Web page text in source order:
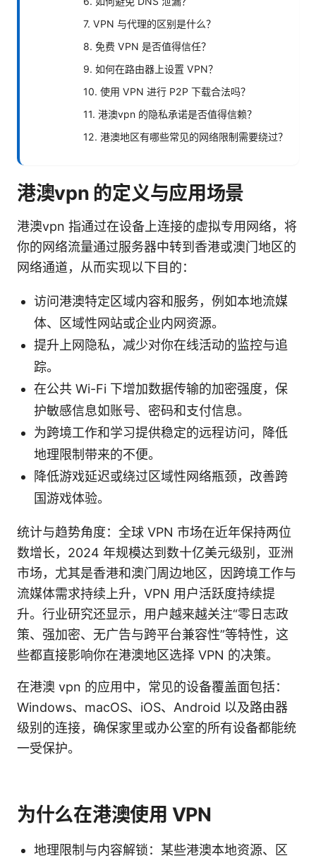
7. VPN 与代理的区别是什么？
8. 免费 VPN 是否值得信任？
9. 如何在路由器上设置 VPN？
10. 使用 VPN 进行 P2P 下载合法吗？
11. 港澳vpn 的隐私承诺是否值得信赖？
12. 港澳地区有哪些常见的网络限制需要绕过？
港澳vpn 的定义与应用场景
港澳vpn 指通过在设备上连接的虚拟专用网络，将
你的网络流量通过服务器中转到香港或澳门地区的
网络通道，从而实现以下目的：
访问港澳特定区域内容和服务，例如本地流媒
体、区域性网站或企业内网资源。
提升上网隐私，减少对你在线活动的监控与追
踪。
在公共 Wi-Fi 下增加数据传输的加密强度，保
护敏感信息如账号、密码和支付信息。
为跨境工作和学习提供稳定的远程访问，降低
地理限制带来的不便。
降低游戏延迟或绕过区域性网络瓶颈，改善跨
国游戏体验。
统计与趋势角度：全球 VPN 市场在近年保持两位
数增长，2024 年规模达到数十亿美元级别，亚洲
市场，尤其是香港和澳门周边地区，因跨境工作与
流媒体需求持续上升，VPN 用户活跃度持续提
升。行业研究还显示，用户越来越关注“零日志政
策、强加密、无广告与跨平台兼容性”等特性，这
些都直接影响你在港澳地区选择 VPN 的决策。
在港澳 vpn 的应用中，常见的设备覆盖面包括：
Windows、macOS、iOS、Android 以及路由器
级别的连接，确保家里或办公室的所有设备都能统
一受保护。
为什么在港澳使用 VPN
地理限制与内容解锁：某些港澳本地资源、区